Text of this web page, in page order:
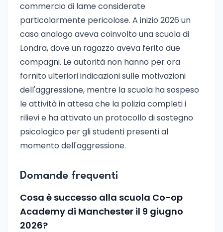
commercio di lame considerate
particolarmente pericolose. A inizio 2026 un
caso analogo aveva coinvolto una scuola di
Londra, dove un ragazzo aveva ferito due
compagni. Le autorità non hanno per ora
fornito ulteriori indicazioni sulle motivazioni
dell'aggressione, mentre la scuola ha sospeso
le attività in attesa che la polizia completi i
rilievi e ha attivato un protocollo di sostegno
psicologico per gli studenti presenti al
momento dell'aggressione.
Domande frequenti
Cosa è successo alla scuola Co-op
Academy di Manchester il 9 giugno
2026?